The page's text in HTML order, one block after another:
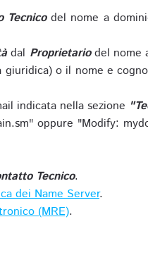
Tecnicodel nome a
dal Proprietariodel nome
giuridica) o il nome e
indicata nella sezione
oppure "Modify:
Tecnico.
dei Name Server.
(MRE).